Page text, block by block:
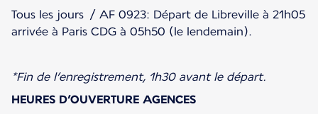
Tous les jours / AF 0923: Départ de Libreville à 21h05
arrivée à Paris CDG à 05h50 (le lendemain).
*Fin de l’enregistrement, 1h30 avant le départ.
HEURES D’OUVERTURE AGENCES